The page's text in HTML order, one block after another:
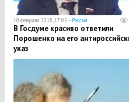
10 февраля 2018, 17:05 —Россия
В Госдуме красиво ответили
Порошенко на его
указ